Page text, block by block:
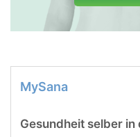
MySana
Gesundheit selber in